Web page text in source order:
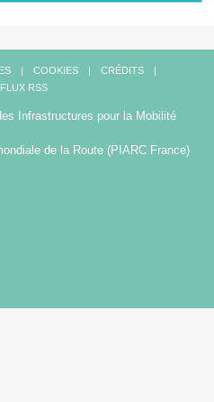
COOKIES
CRÉDITS
FLUX RSS
Infrastructures pour la Mobilité
de la Route (PIARC France)